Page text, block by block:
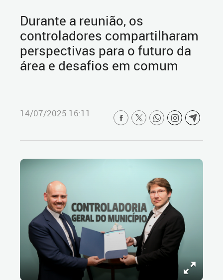
Durante a reunião, os
controladores compartilharam
perspectivas para o futuro da
área e desafios em comum
14/07/2025 16:11